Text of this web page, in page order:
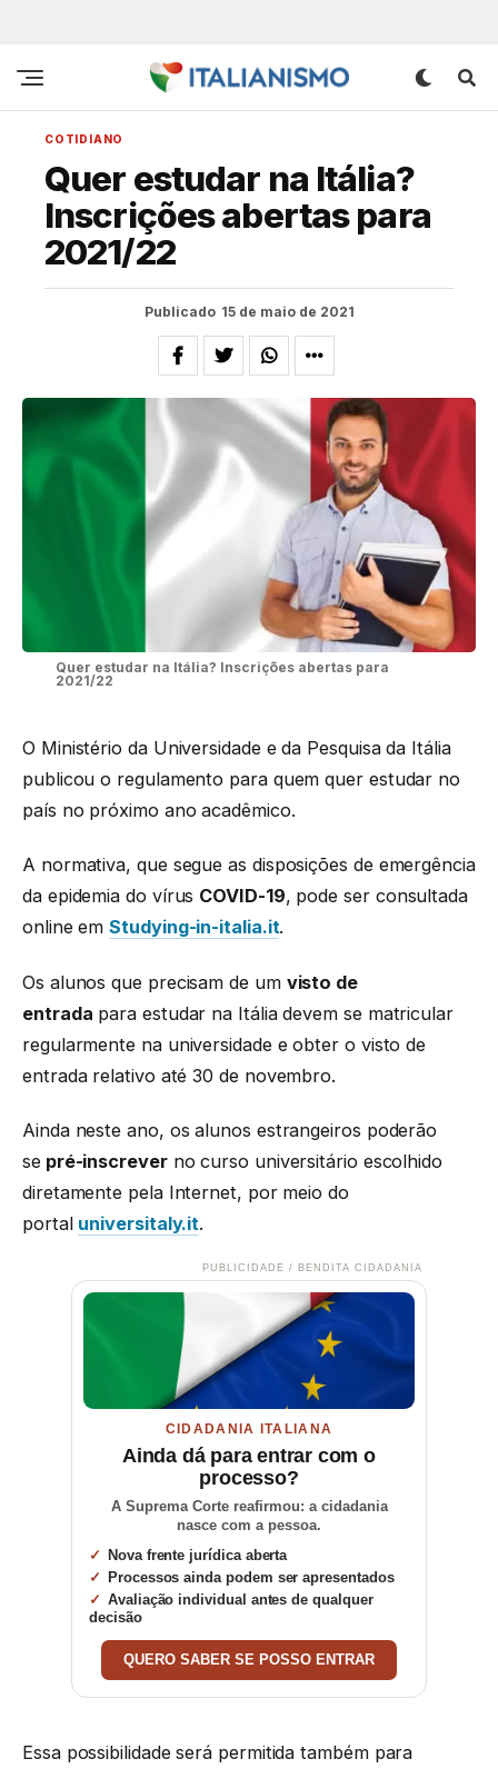
COTIDIANO
Quer estudar na Itália?
Inscrições abertas para
2021/22
Publicado 15 de maio de 2021
Quer estudar na Itália? Inscrições abertas para
2021/22
O Ministério da Universidade e da Pesquisa da Itália
publicou o regulamento para quem quer estudar no
país no próximo ano acadêmico.
A normativa, que segue as disposições de emergência
da epidemia do vírus COVID-19, pode ser consultada
online emStudying-in-italia.it.
Os alunos que precisam de um visto de
entrada para estudar na Itália devem se matricular
regularmente na universidade e obter o visto de
entrada relativo até 30 de novembro.
Ainda neste ano, os alunos estrangeiros poderão
sepré-inscreverno curso universitário escolhido
diretamente pela Internet, por meio do
portal universitaly.it.
PUBLICIDADE / BENDITA CIDADANIA
CIDADANIA ITALIANA
Ainda dá para entrar com o
processo?
A Suprema Corte reafirmou: a cidadania
nasce com a pessoa.
Nova frente jurídica aberta
Processos ainda podem ser apresentados
Avaliação individual antes de qualquer
decisão
QUERO SABER SE POSSO ENTRAR
Essa possibilidade será permitida também para